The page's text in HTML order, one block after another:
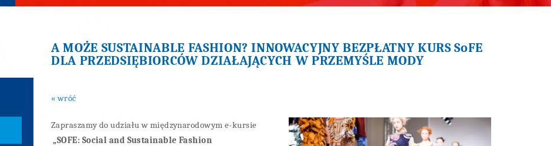
A MOŻE SUSTAINABLE FASHION? INNOWACYJNY BEZPŁATNY KURS SoFE
DLA PRZEDSIĘBIORCÓW DZIAŁAJĄCYCH W PRZEMYŚLE MODY
« wróć
Zapraszamy do udziału w międzynarodowym e-kursie
„SOFE: Social and Sustainable Fashion